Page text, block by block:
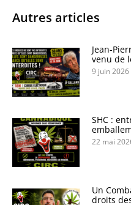
Autres articles
Jean-
venu de
9 juin 2026
SHC :
22 mai
Un
droits